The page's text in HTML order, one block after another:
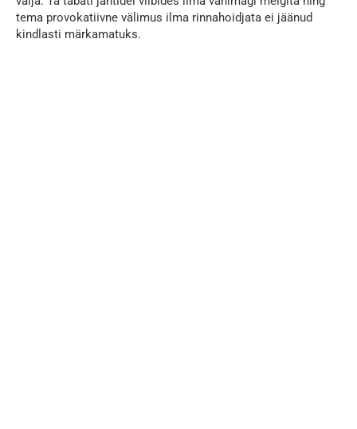
tema provokatiivne välimus ilma rinnahoidjata ei jäänud
kindlasti märkamatuks.